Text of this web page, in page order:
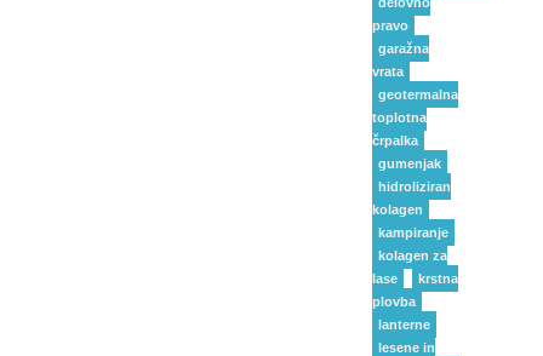
pravo
garažna
vrata
geotermalna
toplotna
črpalka
gumenjak
hidroliziran
kolagen
kampiranje
kolagen za
lase
krstna
plovba
lanterne
lesene in